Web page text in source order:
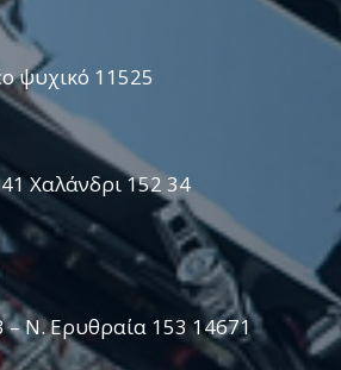
ψυχικό 11525
Χαλάνδρι 152 34
– Ν. Ερυθραία 153 14671